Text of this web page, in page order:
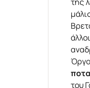
του